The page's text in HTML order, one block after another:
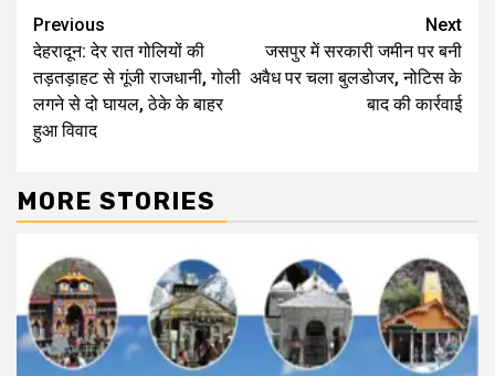
Continue
Reading
Previous
देहरादून: देर रात गोलियों की
तड़तड़ाहट से गूंजी राजधानी, गोली
लगने से दो घायल, ठेके के बाहर
हुआ विवाद
Next
जसपुर में सरकारी जमीन पर बनी
अवैध पर चला बुलडोजर, नोटिस के
बाद की कार्रवाई
MORE STORIES